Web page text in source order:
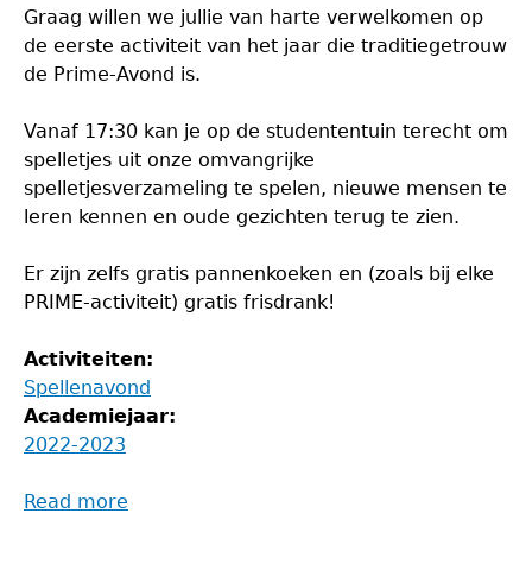
Graag willen we jullie van harte verwelkomen op
de eerste activiteit van het jaar die traditiegetrouw
de Prime-Avond is.
Vanaf 17:30 kan je op de studententuin terecht om
spelletjes uit onze omvangrijke
spelletjesverzameling te spelen, nieuwe mensen te
leren kennen en oude gezichten terug te zien.
Er zijn zelfs gratis pannenkoeken en (zoals bij elke
PRIME-activiteit) gratis frisdrank!
Activiteiten:
Spellenavond
Academiejaar:
2022-2023
Read more